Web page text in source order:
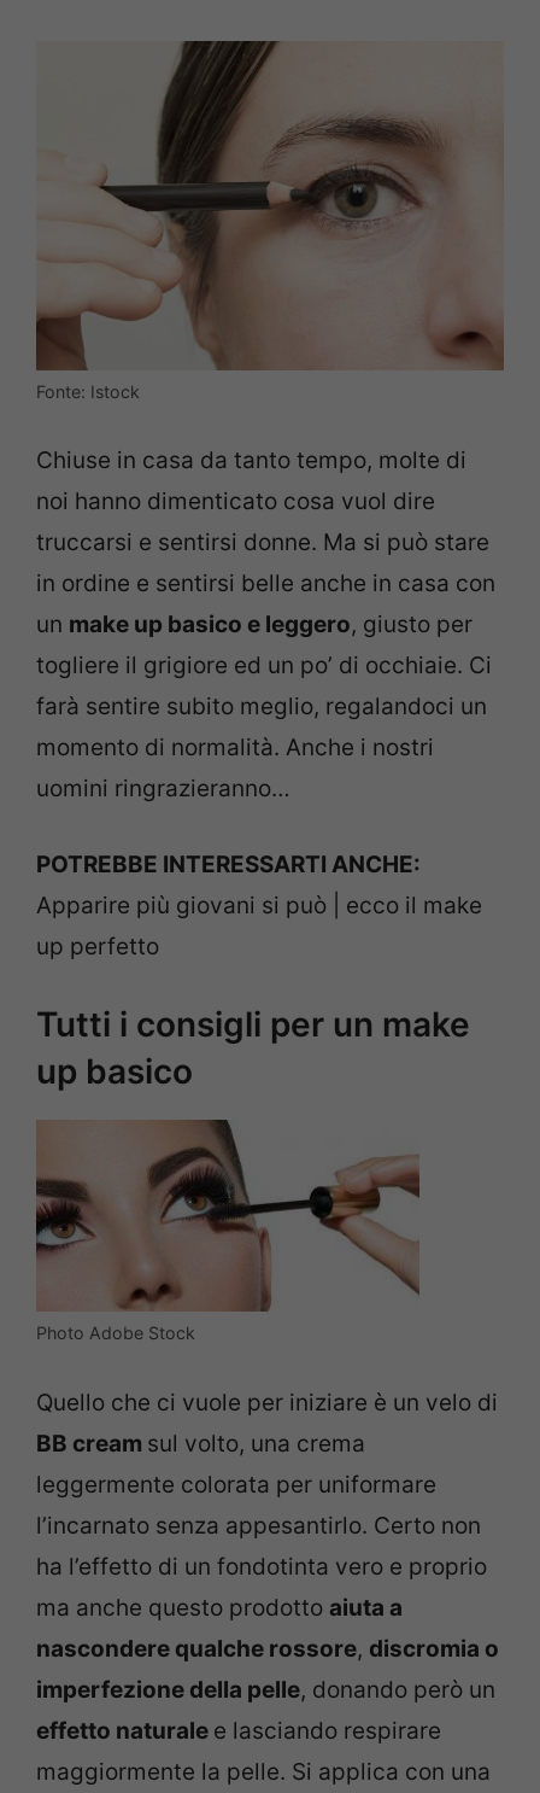
Fonte: Istock
Chiuse in casa da tanto tempo, molte di
noi hanno dimenticato cosa vuol dire
truccarsi e sentirsi donne. Ma si può stare
in ordine e sentirsi belle anche in casa con
un make up basico e leggero, giusto per
togliere il grigiore ed un po’ di occhiaie. Ci
farà sentire subito meglio, regalandoci un
momento di normalità. Anche i nostri
uomini ringrazieranno…
POTREBBE INTERESSARTI ANCHE:
Apparire più giovani si può | ecco il make
up perfetto
Tutti i consigli per un make
up basico
Photo Adobe Stock
Quello che ci vuole per iniziare è un velo di
BB cream sul volto, una crema
leggermente colorata per uniformare
l’incarnato senza appesantirlo. Certo non
ha l’effetto di un fondotinta vero e proprio
ma anche questo prodotto aiuta a
nascondere qualche rossore, discromia o
imperfezione della pelle, donando però un
effetto naturale e lasciando respirare
maggiormente la pelle. Si applica con una